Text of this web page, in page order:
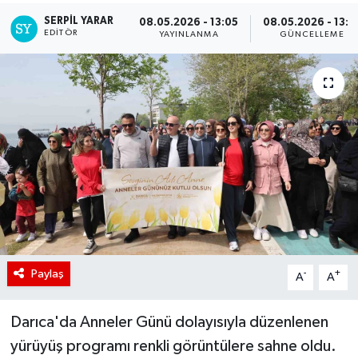
SERPİL YARAR
EDITÖR
08.05.2026 - 13:05
YAYINLANMA
08.05.2026 -
GÜNCELLEME
Paylaş A- A+
Darıca'da Anneler Günü dolayısıyla düzenlenen
yürüyüş programı renkli görüntülere sahne oldu.